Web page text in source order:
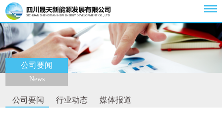
公司要闻
News
公司要闻 行业动态 媒体报道